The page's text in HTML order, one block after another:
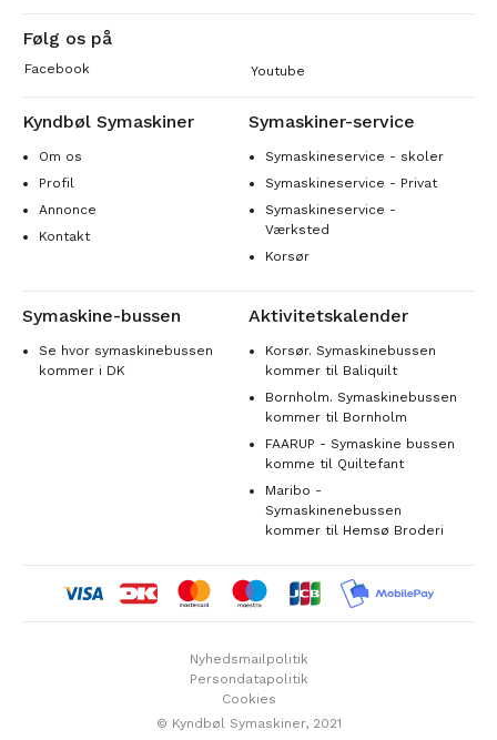
Følg os på
Facebook Youtube
Kyndbøl Symaskiner
Om os
Profil
Annonce
Kontakt
Symaskiner-service
Symaskineservice - skoler
Symaskineservice - Privat
Symaskineservice -
Værksted
Korsør
Symaskine-bussen
Se hvor symaskinebussen
kommer i DK
Aktivitetskalender
Korsør. Symaskinebussen
kommer til Baliquilt
Bornholm. Symaskinebussen
kommer til Bornholm
FAARUP - Symaskine bussen
komme til Quiltefant
Maribo -
Symaskinenebussen
kommer til Hemsø Broderi
© Kyndbøl Symaskiner, 2021
Nyhedsmailpolitik
Persondatapolitik
Cookies